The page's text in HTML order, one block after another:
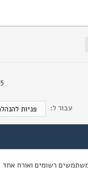
5 הודעות
עבור ל:
רשומים ואורח אחד